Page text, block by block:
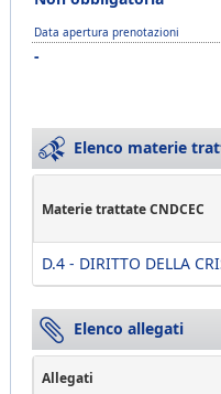
Data apertura prenotazioni
-
Elenco materie
Materie trattate CNDCEC
D.4 - DIRITTO DELLA
Elenco allegati
Allegati